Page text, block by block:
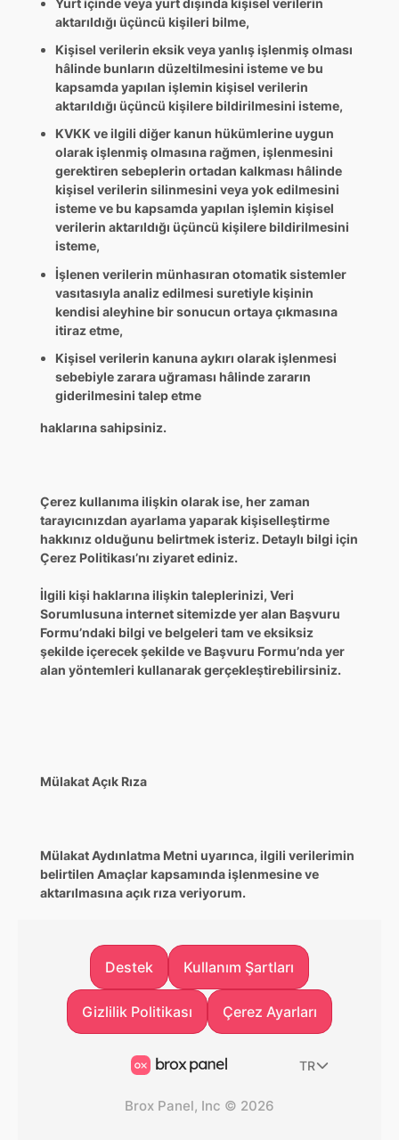
aktarıldığı üçüncü kişileri bilme,
Kişisel verilerin eksik veya yanlış işlenmiş olması
hâlinde bunların düzeltilmesini isteme ve bu
kapsamda yapılan işlemin kişisel verilerin
aktarıldığı üçüncü kişilere bildirilmesini isteme,
KVKK ve ilgili diğer kanun hükümlerine uygun
olarak işlenmiş olmasına rağmen, işlenmesini
gerektiren sebeplerin ortadan kalkması hâlinde
kişisel verilerin silinmesini veya yok edilmesini
isteme ve bu kapsamda yapılan işlemin kişisel
verilerin aktarıldığı üçüncü kişilere bildirilmesini
isteme,
İşlenen verilerin münhasıran otomatik sistemler
vasıtasıyla analiz edilmesi suretiyle kişinin
kendisi aleyhine bir sonucun ortaya çıkmasına
itiraz etme,
Kişisel verilerin kanuna aykırı olarak işlenmesi
sebebiyle zarara uğraması hâlinde zararın
giderilmesini talep etme
haklarına sahipsiniz.
Çerez kullanıma ilişkin olarak ise, her zaman
tarayıcınızdan ayarlama yaparak kişiselleştirme
hakkınız olduğunu belirtmek isteriz. Detaylı bilgi için
Çerez Politikası’nı ziyaret ediniz.
İlgili kişi haklarına ilişkin taleplerinizi, Veri
Sorumlusuna internet sitemizde yer alan Başvuru
Formu’ndaki bilgi ve belgeleri tam ve eksiksiz
şekilde içerecek şekilde ve Başvuru Formu’nda yer
alan yöntemleri kullanarak gerçekleştirebilirsiniz.
Mülakat Açık Rıza
Mülakat Aydınlatma Metni uyarınca, ilgili verilerimin
belirtilen Amaçlar kapsamında işlenmesine ve
aktarılmasına açık rıza veriyorum.
TR
Destek
Destek
Kullanım Şartları
Kullanım Şartları
Gizlilik Politikası
Gizlilik Politikası
Çerez Ayarları
Çerez Ayarları
Brox Panel, Inc © 2026